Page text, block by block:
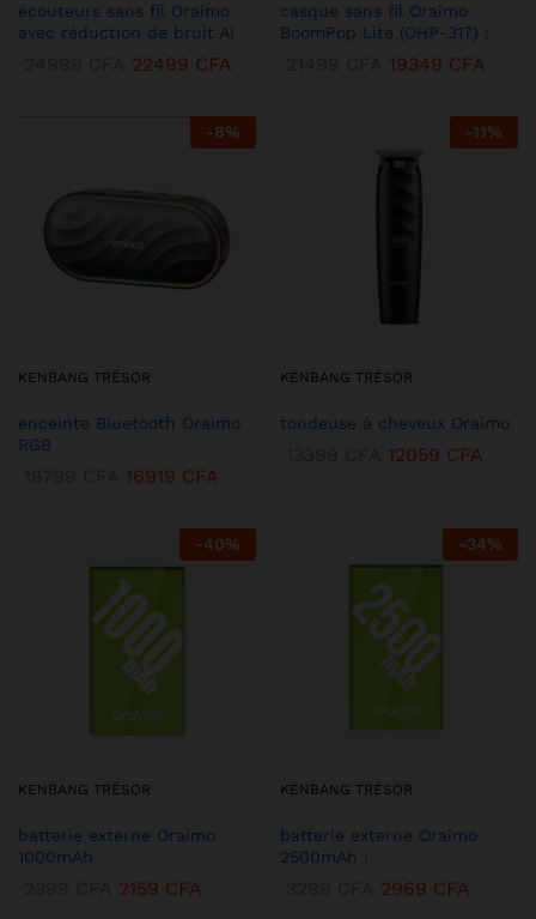
écouteurs sans fil Oraimo
avec réduction de bruit AI
22499 CFA
casque sans fil Oraimo
BoomPop Lite (OHP-317) :
19349 CFA
-8%
KENBANG TRÉSOR
enceinte Bluetooth Oraimo
RGB
16919 CFA
-11%
KENBANG TRÉSOR
tondeuse à cheveux Oraimo
12059 CFA
-40%
KENBANG TRÉSOR
batterie externe Oraimo
1000mAh
2159 CFA
-34%
KENBANG TRÉSOR
batterie externe Oraimo
2500mAh :
2969 CFA